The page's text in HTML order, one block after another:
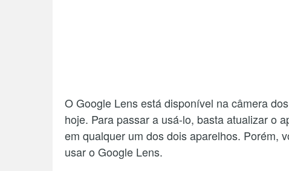
O Google Lens está disponível na câmera
hoje. Para passar a usá-lo, basta atualizar o
em qualquer um dos dois aparelhos. Porém,
usar o Google Lens.